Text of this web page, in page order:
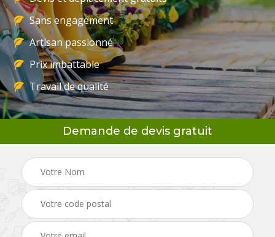
Sans engagement
Artisan passionné
Prix imbattable
Travail de qualité
Demande de devis gratuit